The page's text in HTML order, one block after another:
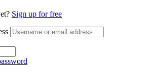
Sign up for free